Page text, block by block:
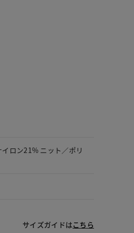
ロン21% ニット／ポリ
サイズガイドはこちら